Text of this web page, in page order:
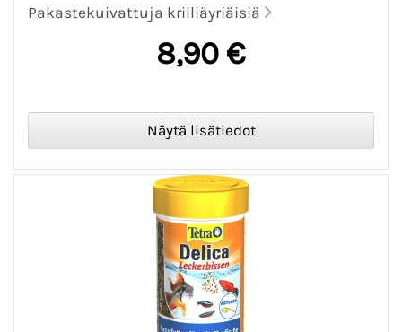
Pakastekuivattuja krilliäyriäisiä
8,90 €